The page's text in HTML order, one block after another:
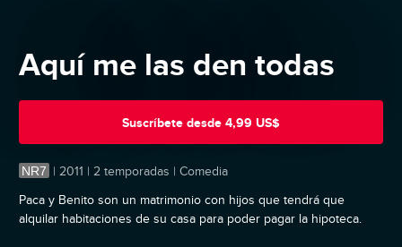
Aquí me las den todas
Suscríbete desde 4,99 US$
NR7 | 2011 | 2 temporadas | Comedia
Paca y Benito son un matrimonio con hijos que tendrá que
alquilar habitaciones de su casa para poder pagar la hipoteca.